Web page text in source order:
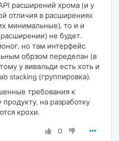
расширений хрома (и у
отличия в расширениях
минимальные), то и и
не будет.
но там интерфейс
обрзом переделан (в
у вивальди есть хоть и
stacking (группировка).
требования к
на разработку
крохи.
0